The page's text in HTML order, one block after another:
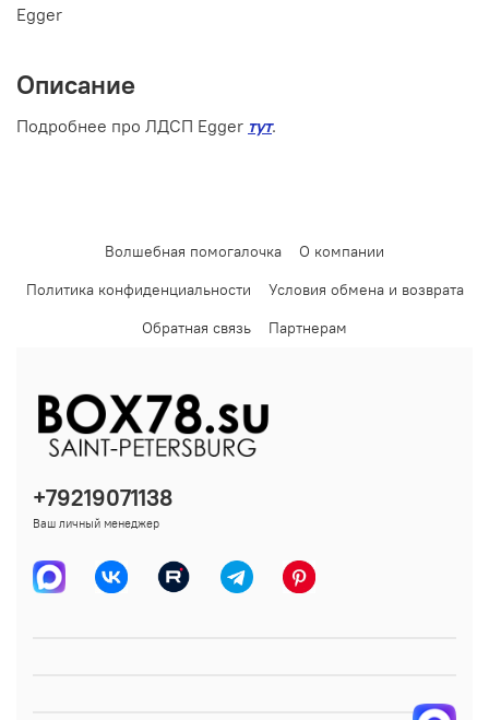
Egger
Описание
Подробнее про ЛДСП Egger тут.
Волшебная помогалочка
О компании
Политика конфиденциальности
Условия обмена и возврата
Обратная связь
Партнерам
+79219071138
Ваш личный менеджер